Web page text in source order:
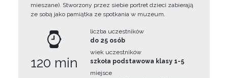
mieszane). Stworzony przez siebie portret dzieci zabierają
ze sobą jako pamiątka ze spotkania w muzeum.
120 min
liczba uczestników
do 25 osób
wiek uczestników
szkoła podstawowa klasy 1-5
miejsce